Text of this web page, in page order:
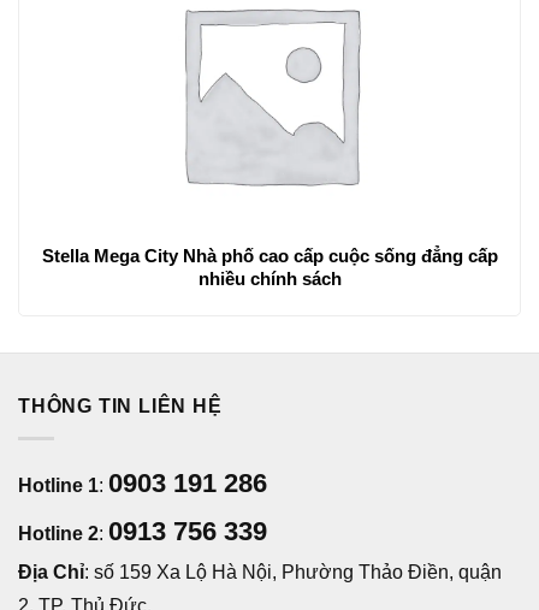
Stella Mega City Nhà phố cao cấp cuộc sống đẳng cấp
nhiều chính sách
THÔNG TIN LIÊN HỆ
Hotline 1: 0903 191 286
Hotline 2: 0913 756 339
Địa Chỉ: số 159 Xa Lộ Hà Nội, Phường Thảo Điền, quận
2, TP. Thủ Đức.